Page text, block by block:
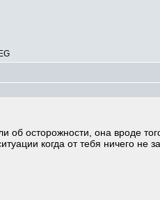
об осторожности, она вроде
когда от тебя ничего не